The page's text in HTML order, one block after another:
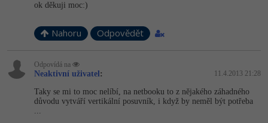
ok děkuji moc:)
Nahoru Odpovědět
Odpovídá na
Neaktivní uživatel: 11.4.2013 21:28
Taky se mi to moc nelíbí, na netbooku to z nějakého záhadného
důvodu vytváří vertikální posuvník, i když by neměl být potřeba